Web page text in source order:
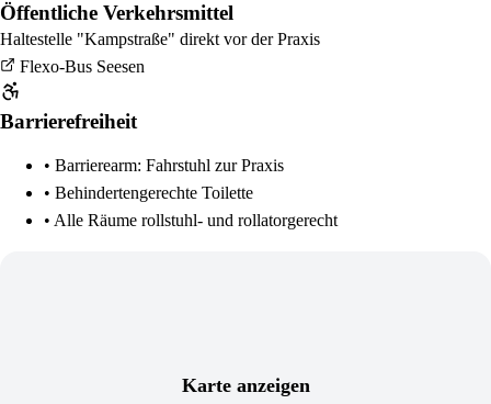
Öffentliche Verkehrsmittel
Haltestelle "Kampstraße" direkt vor der Praxis
Flexo-Bus Seesen
Barrierefreiheit
• Barrierearm: Fahrstuhl zur Praxis
• Behindertengerechte Toilette
• Alle Räume rollstuhl- und rollatorgerecht
Karte anzeigen